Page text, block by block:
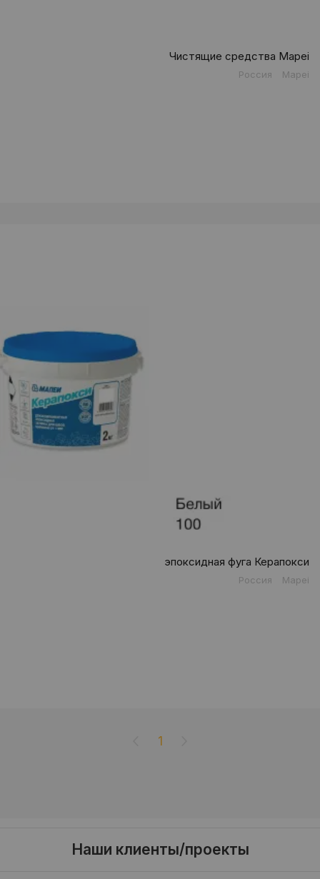
Чистящие средства Mapei
Россия Mapei
эпоксидная фуга Керапокси
Россия Mapei
1
Наши клиенты/проекты